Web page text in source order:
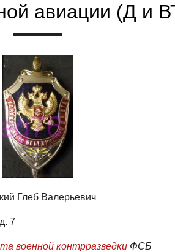
авиации (Д и
Глеб Валерьевич
7
военной контрразведкиФСБ